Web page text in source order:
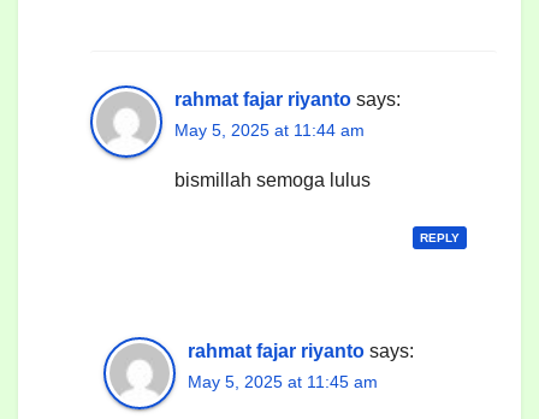
rahmat fajar riyanto says:
May 5, 2025 at 11:44 am
bismillah semoga lulus
REPLY
rahmat fajar riyanto says:
May 5, 2025 at 11:45 am